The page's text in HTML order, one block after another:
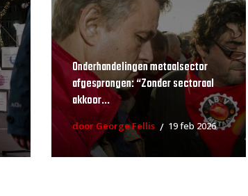
Onderhandelingen metaalsector
afgesprongen: “Zonder sectoraal
akkoor...
door George Fellis 19 feb 2026